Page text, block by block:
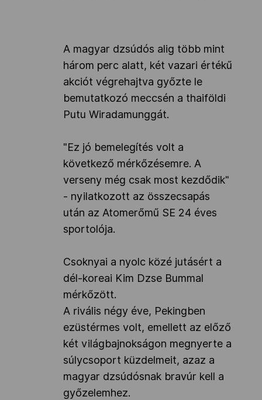
Adatbank
A magyar dzsúdós alig több mint
három perc alatt, két vazari értékű
akciót végrehajtva győzte le
bemutatkozó meccsén a thaiföldi
Putu Wiradamunggát.
"Ez jó bemelegítés volt a
következő mérkőzésemre. A
verseny még csak most kezdődik"
- nyilatkozott az összecsapás
után az Atomerőmű SE 24 éves
sportolója.
Csoknyai a nyolc közé jutásért a
dél-koreai Kim Dzse Bummal
mérkőzött.
A rivális négy éve, Pekingben
ezüstérmes volt, emellett az előző
két világbajnokságon megnyerte a
súlycsoport küzdelmeit, azaz a
magyar dzsúdósnak bravúr kell a
győzelemhez.